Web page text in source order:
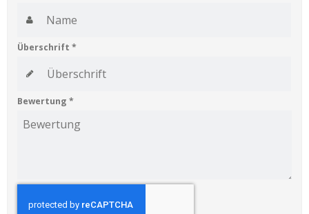
Überschrift *
Bewertung *